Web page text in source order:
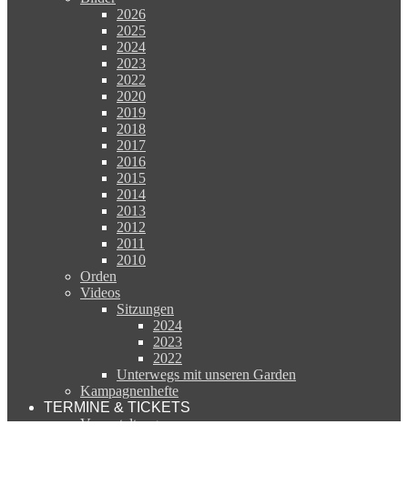
2026
2025
2024
2023
2022
2020
2019
2018
2017
2016
2015
2014
2013
2012
2011
2010
Orden
Videos
Sitzungen
2024
2023
2022
Unterwegs mit unseren Garden
Kampagnenhefte
TERMINE & TICKETS
Veranstaltungen